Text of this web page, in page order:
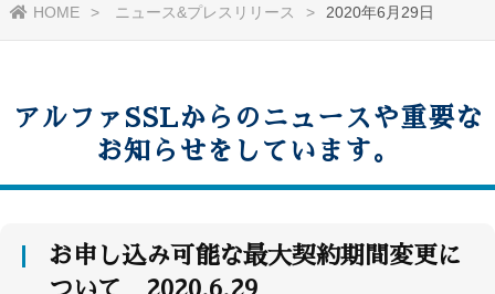
HOME ニュース&プレスリリース 2020年6月29日
アルファSSLからのニュースや重要な
お知らせをしています。
お申し込み可能な最大契約期間変更に